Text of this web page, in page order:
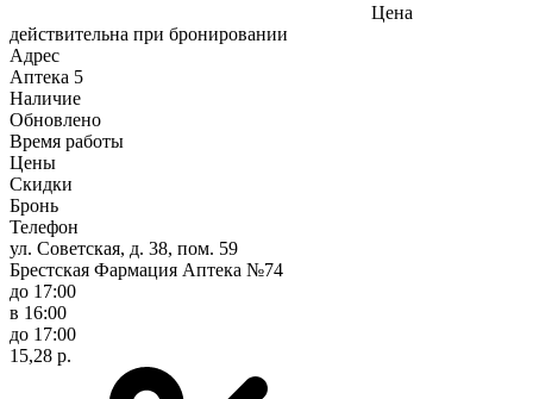
Цена
действительна при бронировании
Адрес
Аптека 5
Наличие
Обновлено
Время работы
Цены
Скидки
Бронь
Телефон
ул. Советская, д. 38, пом. 59
Брестская Фармация Аптека №74
до 17:00
в 16:00
до 17:00
15,28 р.